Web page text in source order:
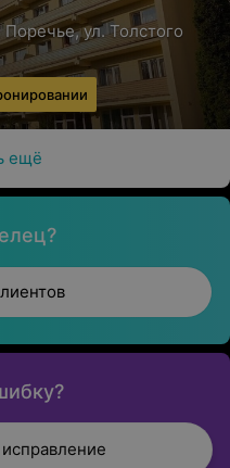
ул. Толстого
ещё